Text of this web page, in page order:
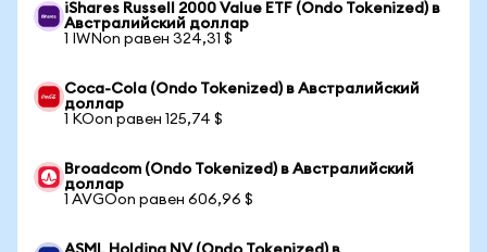
iShares Russell 2000 Value ETF (Ondo Tokenized) в
Австралийский доллар
1 IWNon равен 324,31 $
Coca-Cola (Ondo Tokenized) в Австралийский
доллар
1 KOon равен 125,74 $
Broadcom (Ondo Tokenized) в Австралийский
доллар
1 AVGOon равен 606,96 $